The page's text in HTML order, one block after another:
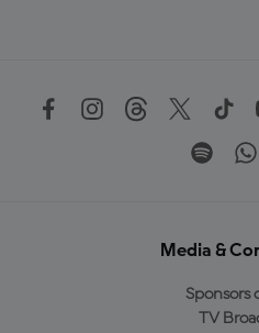
Media &
Sponsors
TV